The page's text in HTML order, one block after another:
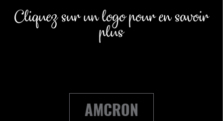
Cliquez sur un logo pour en savoir
plus
AMCRON